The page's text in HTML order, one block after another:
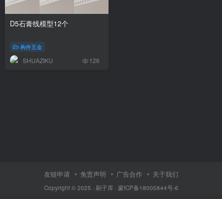
D5石膏线模型12个
构件五金
SHUAZIKU 126
友链申请 免责声明 广告合作 关于我们
Copyright © 2025 · 刷子库 · 蒙ICP备18005844号-6